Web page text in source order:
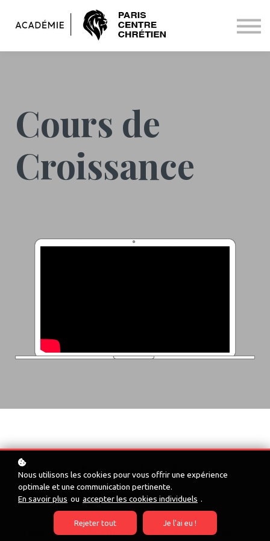
FORMATION
CONTACT
Cours de
Croissance
En route sur les traces
de Christ
Grâce à cette formation indispensable et
Nous utilisons les cookies pour vous offrir une expérience
optimale et une communication pertinente.
En savoir plus ou accepter les cookies individuels .
Rejeter tout Je l'ai eu !